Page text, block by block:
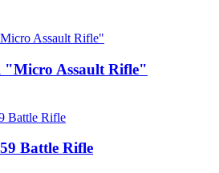
Assault Rifle"
Battle Rifle